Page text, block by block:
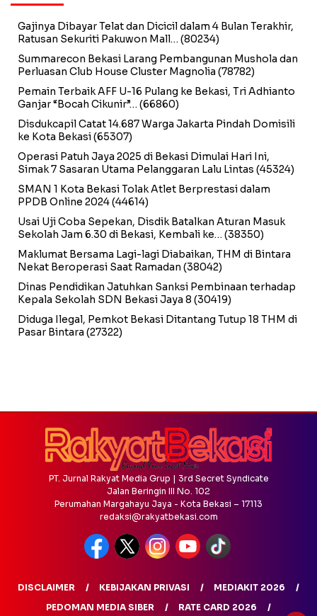
Gajinya Dibayar Telat dan Dicicil dalam 4 Bulan Terakhir,
Ratusan Sekuriti Pakuwon Mall… (80234)
Summarecon Bekasi Larang Pembangunan Mushola dan
Perluasan Club House Cluster Magnolia (78782)
Pemain Terbaik AFF U-16 Pulang ke Bekasi, Tri Adhianto
Ganjar “Bocah Cikunir”… (66860)
Disdukcapil Catat 14.687 Warga Jakarta Pindah Domisili
ke Kota Bekasi(65307)
Operasi Patuh Jaya 2025 di Bekasi Dimulai Hari Ini,
Simak 7 Sasaran Utama Pelanggaran Lalu Lintas (45324)
SMAN 1 Kota Bekasi Tolak Atlet Berprestasi dalam
PPDB Online 2024(44614)
Usai Uji Coba Sepekan, Disdik Batalkan Aturan Masuk
Sekolah Jam 6.30 di Bekasi, Kembali ke… (38350)
Maklumat Bersama Lagi-lagi Diabaikan, THM di Bintara
Nekat Beroperasi Saat Ramadan (38042)
Dinas Pendidikan Jatuhkan Sanksi Pembinaan terhadap
Kepala Sekolah SDN Bekasi Jaya 8 (30419)
Diduga Ilegal, Pemkot Bekasi Ditantang Tutup 18 THM di
Pasar Bintara (27322)
PT. Jurnal Rakyat Media Grup | 3rd Secret Syndicate
Jalan Beringin III No. 102
Perumahan Margahayu Jaya - Kota Bekasi – 17113
redaksi@rakyatbekasi.com
DISCLAIMER KEBIJAKAN PRIVASI
MEDIAKIT 2026
PEDOMAN MEDIA SIBER
RATE CARD 2026